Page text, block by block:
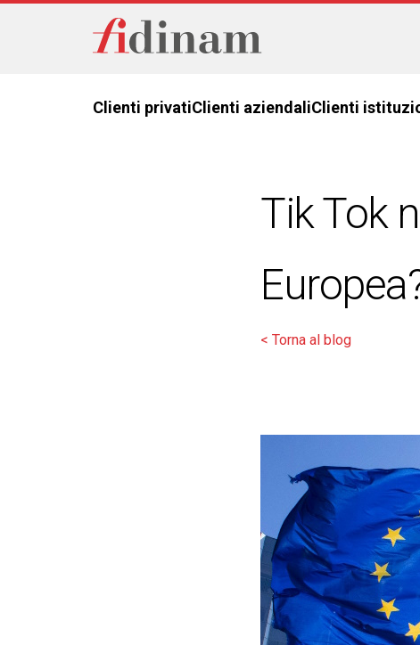
Clienti privatiClienti aziendaliClienti
Tik Tok
< Torna al blog